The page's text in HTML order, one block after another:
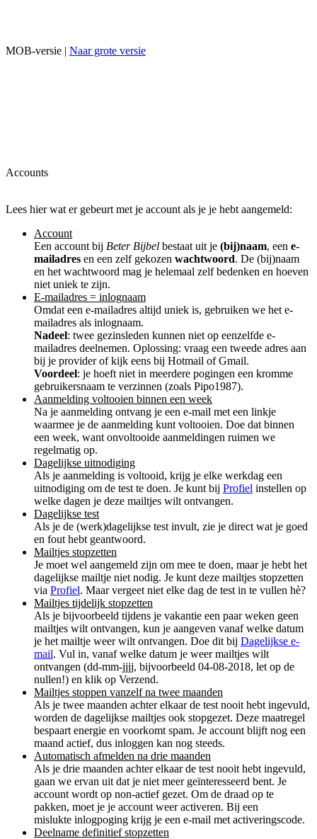
MOB-versie | Naar grote versie
Accounts
Lees hier wat er gebeurt met je account als je je hebt aangemeld:
Account
Een account bij Beter Bijbel bestaat uit je (bij)naam, een e-
mailadres en een zelf gekozen wachtwoord. De (bij)naam
en het wachtwoord mag je helemaal zelf bedenken en hoeven
niet uniek te zijn.
E-mailadres = inlognaam
Omdat een e-mailadres altijd uniek is, gebruiken we het e-
mailadres als inlognaam.
Nadeel: twee gezinsleden kunnen niet op eenzelfde e-
mailadres deelnemen. Oplossing: vraag een tweede adres aan
bij je provider of kijk eens bij Hotmail of Gmail.
Voordeel: je hoeft niet in meerdere pogingen een kromme
gebruikersnaam te verzinnen (zoals Pipo1987).
Aanmelding voltooien binnen een week
Na je aanmelding ontvang je een e-mail met een linkje
waarmee je de aanmelding kunt voltooien. Doe dat binnen
een week, want onvoltooide aanmeldingen ruimen we
regelmatig op.
Dagelijkse uitnodiging
Als je aanmelding is voltooid, krijg je elke werkdag een
uitnodiging om de test te doen. Je kunt bij Profiel instellen op
welke dagen je deze mailtjes wilt ontvangen.
Dagelijkse test
Als je de (werk)dagelijkse test invult, zie je direct wat je goed
en fout hebt geantwoord.
Mailtjes stopzetten
Je moet wel aangemeld zijn om mee te doen, maar je hebt het
dagelijkse mailtje niet nodig. Je kunt deze mailtjes stopzetten
via Profiel. Maar vergeet niet elke dag de test in te vullen hè?
Mailtjes tijdelijk stopzetten
Als je bijvoorbeeld tijdens je vakantie een paar weken geen
mailtjes wilt ontvangen, kun je aangeven vanaf welke datum
je het mailtje weer wilt ontvangen. Doe dit bij Dagelijkse e-
mail. Vul in, vanaf welke datum je weer mailtjes wilt
ontvangen (dd-mm-jjjj, bijvoorbeeld 04-08-2018, let op de
nullen!) en klik op Verzend.
Mailtjes stoppen vanzelf na twee maanden
Als je twee maanden achter elkaar de test nooit hebt ingevuld,
worden de dagelijkse mailtjes ook stopgezet. Deze maatregel
bespaart energie en voorkomt spam. Je account blijft nog een
maand actief, dus inloggen kan nog steeds.
Automatisch afmelden na drie maanden
Als je drie maanden achter elkaar de test nooit hebt ingevuld,
gaan we ervan uit dat je niet meer geïnteresseerd bent. Je
account wordt op non-actief gezet. Om de draad op te
pakken, moet je je account weer activeren. Bij een
mislukte inlogpoging krijg je een e-mail met activeringscode.
Deelname definitief stopzetten